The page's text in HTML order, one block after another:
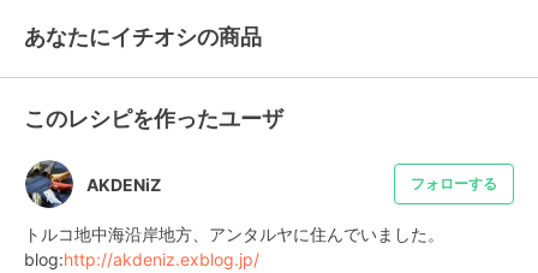
あなたにイチオシの商品
このレシピを作ったユーザ
AKDENiZ フォローする
トルコ地中海沿岸地方、アンタルヤに住んでいました。
blog:http://akdeniz.exblog.jp/